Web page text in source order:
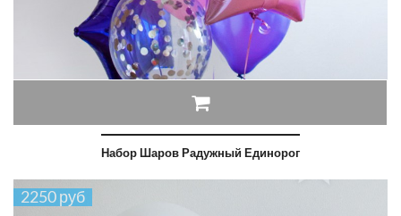
Набор Шаров Радужный Единорог
2250 руб